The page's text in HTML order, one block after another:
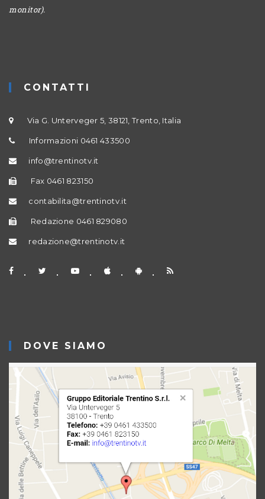
monitor).
CONTATTI
Via G. Unterveger 5, 38121, Trento, Italia
Informazioni 0461 433500
info@trentinotv.it
Fax 0461 823150
contabilita@trentinotv.it
Redazione 0461 829080
redazione@trentinotv.it
DOVE SIAMO